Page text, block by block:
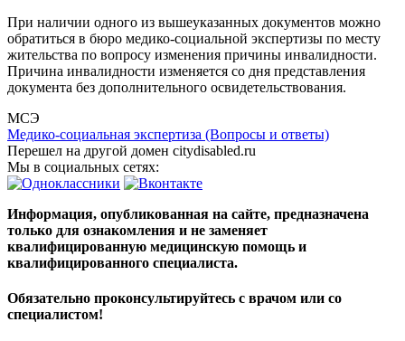
При наличии одного из вышеуказанных документов можно
обратиться в бюро медико-социальной экспертизы по месту
жительства по вопросу изменения причины инвалидности.
Причина инвалидности изменяется со дня представления
документа без дополнительного освидетельствования.
МСЭ
Медико-социальная экспертиза (Вопросы и ответы)
Перешел на другой домен citydisabled.ru
Мы в социальных сетях:
Информация, опубликованная на сайте, предназначена
только для ознакомления и не заменяет
квалифицированную медицинскую помощь и
квалифицированного специалиста.
Обязательно проконсультируйтесь с врачом или со
специалистом!